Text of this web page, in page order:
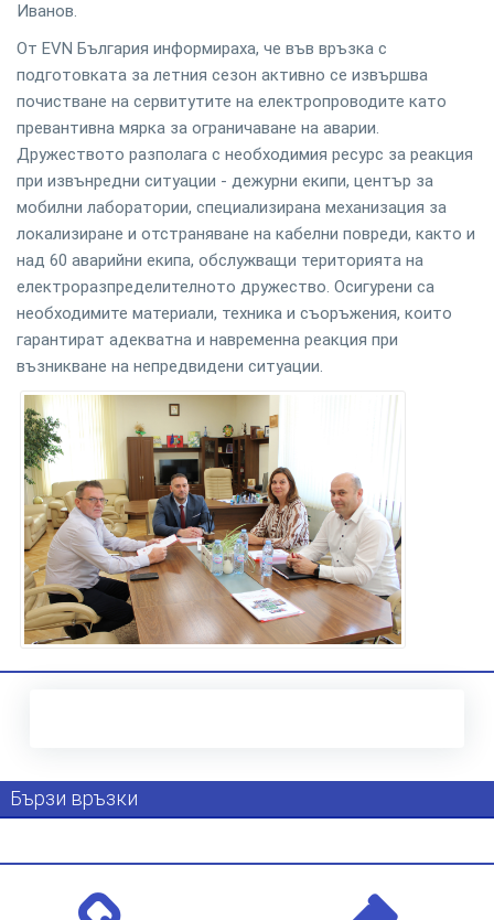
Иванов.
От EVN България информираха, че във връзка с
подготовката за летния сезон активно се извършва
почистване на сервитутите на електропроводите като
превантивна мярка за ограничаване на аварии.
Дружеството разполага с необходимия ресурс за реакция
при извънредни ситуации - дежурни екипи, център за
мобилни лаборатории, специализирана механизация за
локализиране и отстраняване на кабелни повреди, както и
над 60 аварийни екипа, обслужващи територията на
електроразпределителното дружество. Осигурени са
необходимите материали, техника и съоръжения, които
гарантират адекватна и навременна реакция при
възникване на непредвидени ситуации.
Бързи връзки